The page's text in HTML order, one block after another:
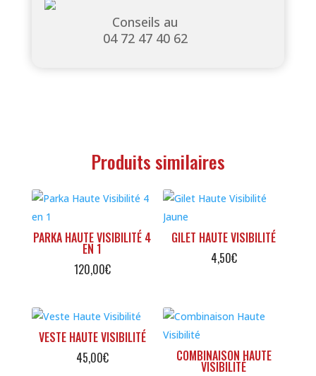
Conseils au
04 72 47 40 62
Produits similaires
PARKA HAUTE VISIBILITÉ 4
EN 1
120,00€
GILET HAUTE VISIBILITÉ
4,50€
VESTE HAUTE VISIBILITÉ
45,00€ COMBINAISON HAUTE
VISIBILITÉ